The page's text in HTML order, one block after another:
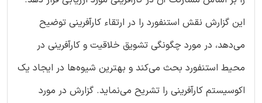
این گزارش نقش استنفورد را در ارتقاء کارآفرینی توضیح
می‌دهد، در مورد چگونگی تشویق خلاقیت و کارآفرینی در
محیط استنفورد بحث می‌کند و بهترین شیوه‌ها در ایجاد یک
اکوسیستم کارآفرینی را تشریح می‌نماید. گزارش در مورد